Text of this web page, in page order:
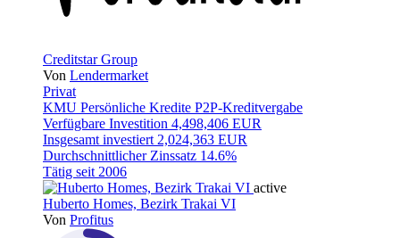
Creditstar Group
Von Lendermarket
Privat
KMU Persönliche Kredite P2P-Kreditvergabe
Verfügbare Investition 4,498,406 EUR
Insgesamt investiert 2,024,363 EUR
Durchschnittlicher Zinssatz 14.6%
Tätig seit 2006
active
Huberto Homes, Bezirk Trakai VI
Von Profitus